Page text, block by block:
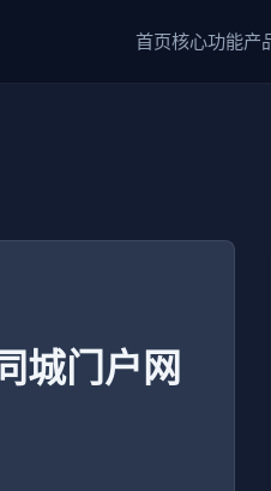
首页核心功能产
城门户网